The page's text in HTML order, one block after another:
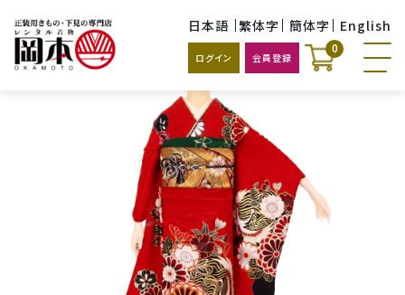
日本語 繁体字 簡体字 English
ログイン 会員登録
0